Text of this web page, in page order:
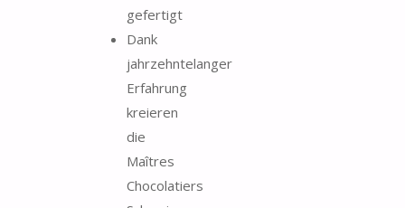
gefertigt
Dank
jahrzehntelanger
Erfahrung
kreieren
die
Maîtres
Chocolatiers